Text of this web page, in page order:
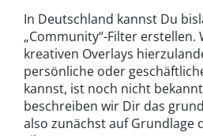
In Deutschland kannst Du
„Community“-Filter erstellen.
kreativen Overlays
persönliche oder
kannst, ist noch nicht
beschreiben wir Dir das
also zunächst auf Grundlage